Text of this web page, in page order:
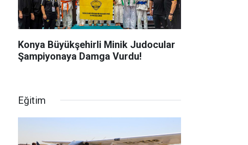
Konya Büyükşehirli Minik Judocular
Şampiyonaya Damga Vurdu!
Eğitim